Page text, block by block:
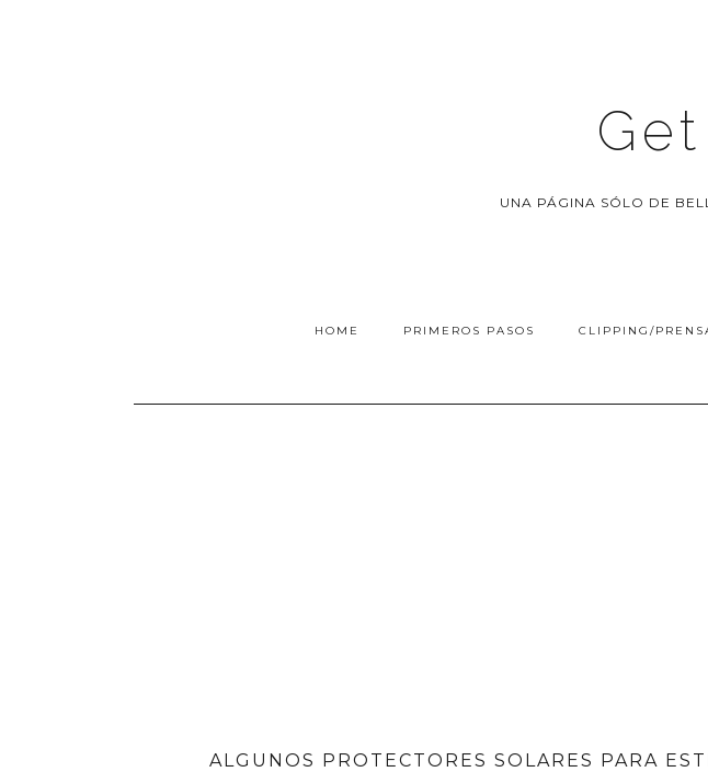
UNA PÁGINA SÓLO DE
HOME PRIMEROS PASOS CLIPPING/
ALGUNOS PROTECTORES SOLARES PARA